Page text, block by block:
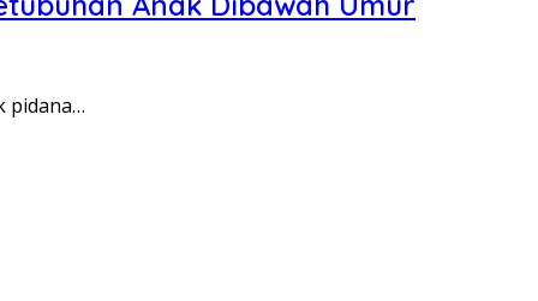
pidana…